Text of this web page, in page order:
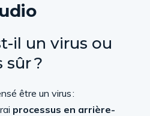
il un virus ou
sûr ?
être un virus :
processus en arrière-